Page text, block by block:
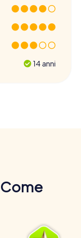
14 anni